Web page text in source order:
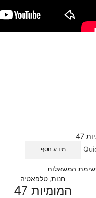
מידע נוסף
המשאלות
חנות, טלפאטיה
המומיות 47